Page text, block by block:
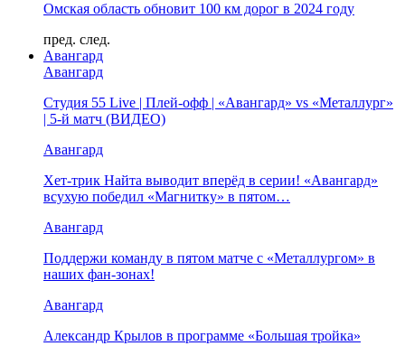
Омская область обновит 100 км дорог в 2024 году
пред. след.
Авангард
Авангард
Студия 55 Live | Плей-офф | «Авангард» vs «Металлург»
| 5-й матч (ВИДЕО)
Авангард
Хет-трик Найта выводит вперёд в серии! «Авангард»
всухую победил «Магнитку» в пятом…
Авангард
Поддержи команду в пятом матче с «Металлургом» в
наших фан-зонах!
Авангард
Александр Крылов в программе «Большая тройка»